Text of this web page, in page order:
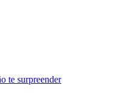
te surpreender